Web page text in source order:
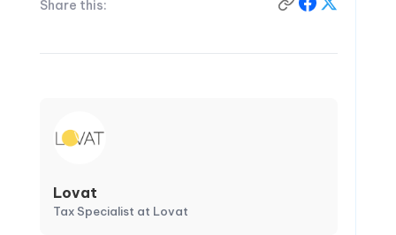
Share this:
Lovat
Tax Specialist at Lovat